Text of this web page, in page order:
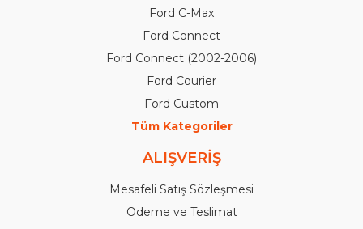
Ford C-Max
Ford Connect
Ford Connect (2002-2006)
Ford Courier
Ford Custom
Tüm Kategoriler
ALIŞVERİŞ
Mesafeli Satış Sözleşmesi
Ödeme ve Teslimat